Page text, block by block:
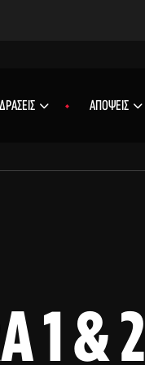
ΔΡΑΣΕΙΣ ΑΠΟΨΕΙΣ
1 & 2